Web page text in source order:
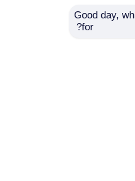
Good day,
for?